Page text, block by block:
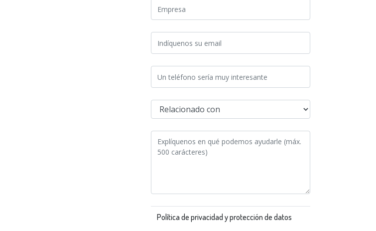
Política de privacidad y protección de datos